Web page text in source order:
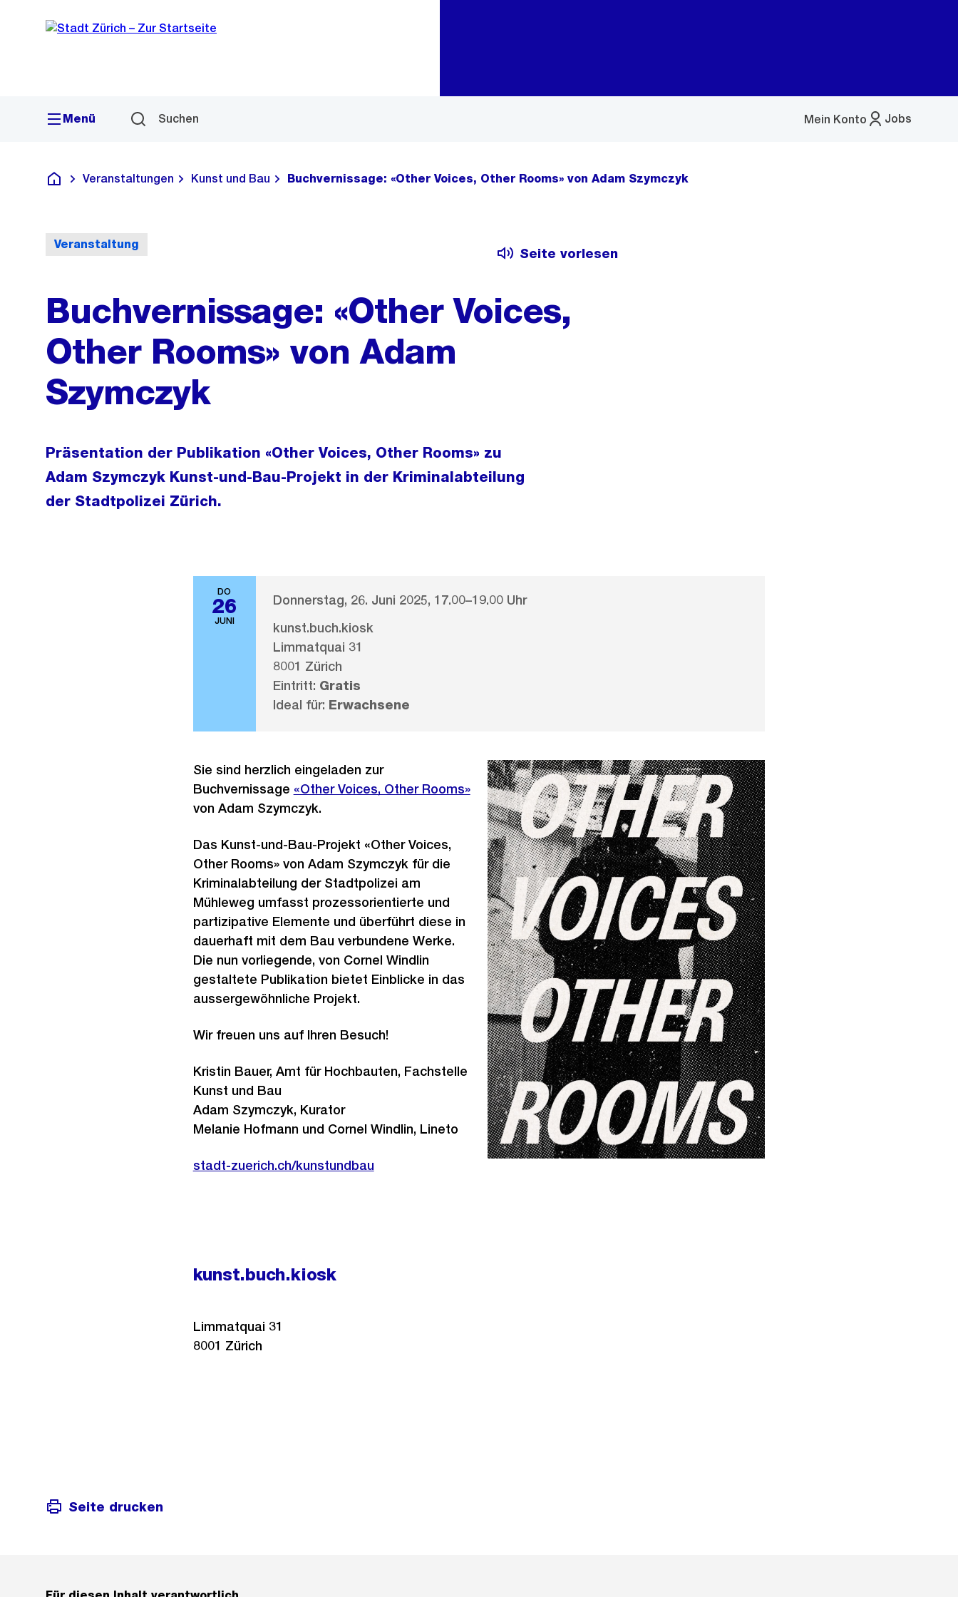
Navigation
Sprunglink
Menü Suchen Jobs
Mein Konto
Menü
Deutsch
Veranstaltungen Kunst und Bau Buchvernissage: «Other Voices, Other Rooms» von Adam Szymczyk
Veranstaltung
Seite vorlesen
Buchvernissage: «Other Voices,
Other Rooms» von Adam
Szymczyk
Präsentation der Publikation «Other Voices, Other Rooms» zu
Adam Szymczyk Kunst-und-Bau-Projekt in der Kriminalabteilung
der Stadtpolizei Zürich.
DO
26
JUNI
Donnerstag, 26. Juni 2025, 17.00–19.00 Uhr
kunst.buch.kiosk
Limmatquai 31
8001 Zürich
Eintritt: Gratis
Ideal für: Erwachsene
Sie sind herzlich eingeladen zur
Buchvernissage «Other Voices, Other Rooms»
von Adam Szymczyk.
Das Kunst-und-Bau-Projekt «Other Voices,
Other Rooms» von Adam Szymczyk für die
Kriminalabteilung der Stadtpolizei am
Mühleweg umfasst prozessorientierte und
partizipative Elemente und überführt diese in
dauerhaft mit dem Bau verbundene Werke.
Die nun vorliegende, von Cornel Windlin
gestaltete Publikation bietet Einblicke in das
aussergewöhnliche Projekt.
Wir freuen uns auf Ihren Besuch!
Kristin Bauer, Amt für Hochbauten, Fachstelle
Kunst und Bau
Adam Szymczyk, Kurator
Melanie Hofmann und Cornel Windlin, Lineto
stadt-zuerich.ch/kunstundbau
kunst.buch.kiosk
Limmatquai 31
8001 Zürich
Seite drucken